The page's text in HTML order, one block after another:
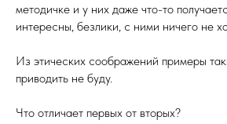
методичке и у них даже что-то
интересны, безлики, с ними ничего не
Из этических соображений примеры
приводить не буду.
Что отличает первых от вторых?